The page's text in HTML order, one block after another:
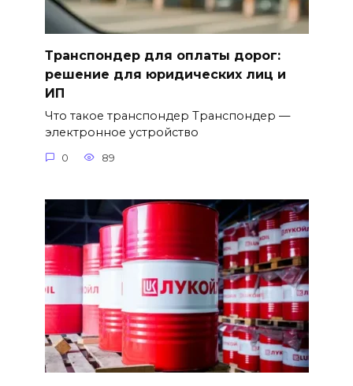
Транспондер для оплаты дорог:
решение для юридических лиц и
ИП
Что такое транспондер Транспондер —
электронное устройство
0 89